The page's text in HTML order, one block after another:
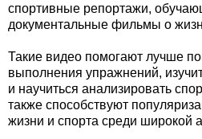
спортивные репортажи,
документальные фильмы о
Такие видео помогают лучше
выполнения упражнений,
и научиться анализировать
также способствуют
жизни и спорта среди широкой